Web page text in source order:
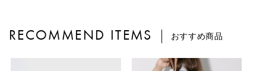
RECOMMEND ITEMS おすすめ商品